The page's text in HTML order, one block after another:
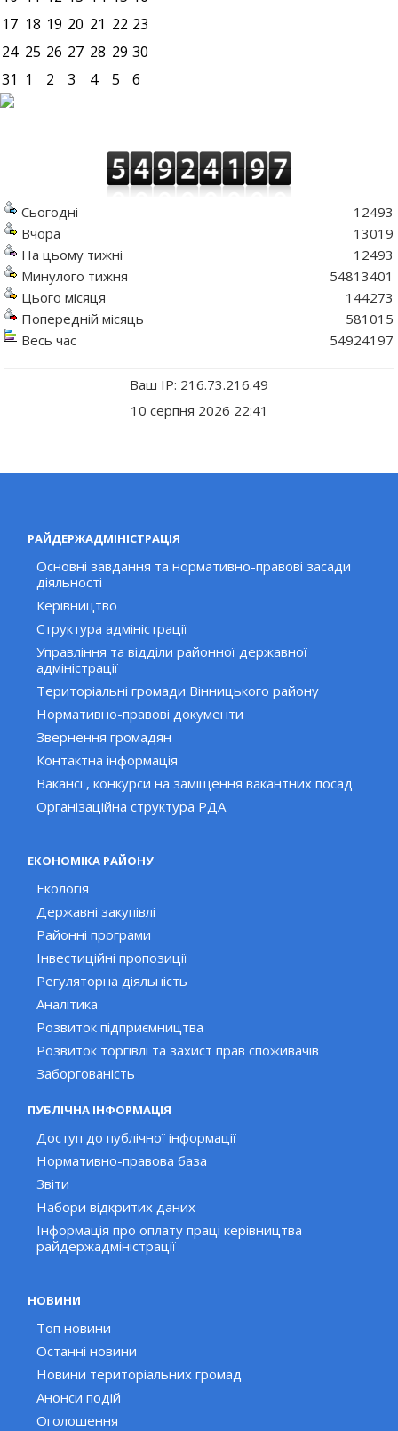
17 18 19 20 21 22 23
24 25 26 27 28 29 30
31 1 2 3 4 5 6
Сьогодні
Вчора
На цьому тижні
Минулого тижня
Цього місяця
Попередній місяць
Весь час
12493
13019
12493
54813401
144273
581015
54924197
Ваш IP: 216.73.216.49
10 серпня 2026 22:41
РАЙДЕРЖАДМІНІСТРАЦІЯ
Основні завдання та нормативно-правові засади
діяльності
Керівництво
Структура адміністрації
Управління та відділи районної державної
адміністрації
Територіальні громади Вінницького району
Нормативно-правові документи
Звернення громадян
Контактна інформація
Вакансії, конкурси на заміщення вакантних посад
Організаційна структура РДА
ЕКОНОМІКА РАЙОНУ
Екологія
Державні закупівлі
Районні програми
Інвестиційні пропозиції
Регуляторна діяльність
Аналітика
Розвиток підприємництва
Розвиток торгівлі та захист прав споживачів
Заборгованість
ПУБЛІЧНА ІНФОРМАЦІЯ
Доступ до публічної інформації
Нормативно-правова база
Звіти
Набори відкритих даних
Інформація про оплату праці керівництва
райдержадміністрації
НОВИНИ
Топ новини
Останні новини
Новини територіальних громад
Анонси подій
Оголошення